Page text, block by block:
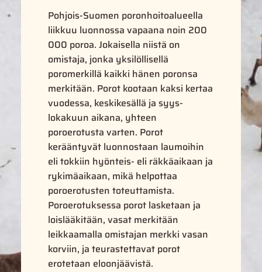
Pohjois-Suomen poronhoitoalueella
liikkuu luonnossa vapaana noin 200
000 poroa. Jokaisella niistä on
omistaja, jonka yksilöllisellä
poromerkillä kaikki hänen poronsa
merkitään. Porot kootaan kaksi kertaa
vuodessa, keskikesällä ja syys-
lokakuun aikana, yhteen
poroerotusta varten. Porot
kerääntyvät luonnostaan laumoihin
eli tokkiin hyönteis- eli räkkäaikaan ja
rykimäaikaan, mikä helpottaa
poroerotusten toteuttamista.
Poroerotuksessa porot lasketaan ja
loislääkitään, vasat merkitään
leikkaamalla omistajan merkki vasan
korviin, ja teurastettavat porot
erotetaan eloonjäävistä.